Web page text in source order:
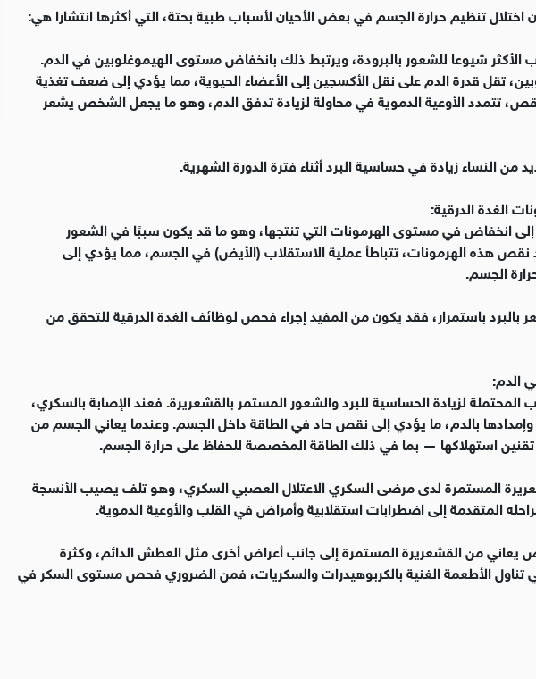
اختلال تنظيم حرارة الجسم في بعض الأحيان لأسباب طبية بحتة، التي أكثرها انتشارا هي:
الأكثر شيوعا للشعور بالبرودة، ويرتبط ذلك بانخفاض مستوى الهيموغلوبين في الدم.
تقل قدرة الدم على نقل الأكسجين إلى الأعضاء الحيوية، مما يؤدي إلى ضعف تغذية
تتمدد الأوعية الدموية في محاولة لزيادة تدفق الدم، وهو ما يجعل الشخص يشعر
النساء زيادة في حساسية البرد أثناء فترة الدورة الشهرية.
انخفاض في مستوى الهرمونات التي تنتجها، وهو ما قد يكون سببًا في الشعور
نقص هذه الهرمونات، تتباطأ عملية الاستقلاب (الأيض) في الجسم، مما يؤدي إلى
الجسم.
باستمرار، فقد يكون من المفيد إجراء فحص لوظائف الغدة الدرقية للتحقق من
المحتملة لزيادة الحساسية للبرد والشعور المستمر بالقشعريرة. فعند الإصابة بالسكري،
وإمدادها بالدم، ما يؤدي إلى نقص حاد في الطاقة داخل الجسم. وعندما يعاني الجسم من
استهلاكها — بما في ذلك الطاقة المخصصة للحفاظ على حرارة الجسم.
المستمرة لدى مرضى السكري الاعتلال العصبي السكري، وهو تلف يصيب الأنسجة
المتقدمة إلى اضطرابات استقلابية وأمراض في القلب والأوعية الدموية.
يعاني من القشعريرة المستمرة إلى جانب أعراض أخرى مثل العطش الدائم، وكثرة
تناول الأطعمة الغنية بالكربوهيدرات والسكريات، فمن الضروري فحص مستوى السكر في